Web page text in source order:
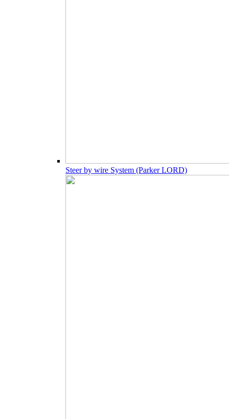
Steer by wire System (Parker LORD)